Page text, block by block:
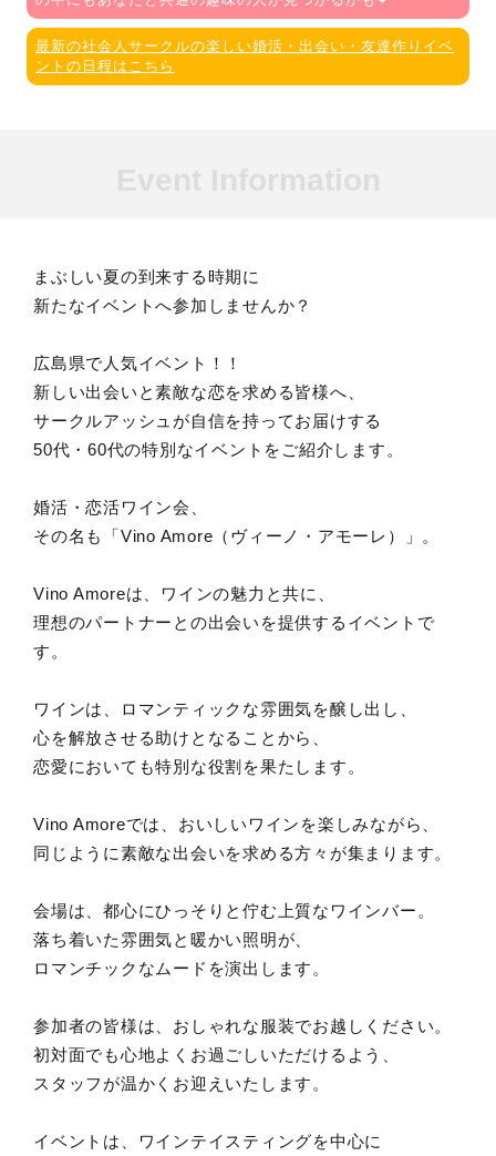
最新の社会人サークルの楽しい婚活・出会い・友達作りイベ
ントの日程はこちら
まぶしい夏の到来する時期に
新たなイベントへ参加しませんか？
広島県で人気イベント！！
新しい出会いと素敵な恋を求める皆様へ、
サークルアッシュが自信を持ってお届けする
50代・60代の特別なイベントをご紹介します。
婚活・恋活ワイン会、
その名も「Vino Amore（ヴィーノ・アモーレ）」。
Vino Amoreは、ワインの魅力と共に、
理想のパートナーとの出会いを提供するイベントで
す。
ワインは、ロマンティックな雰囲気を醸し出し、
心を解放させる助けとなることから、
恋愛においても特別な役割を果たします。
Vino Amoreでは、おいしいワインを楽しみながら、
同じように素敵な出会いを求める方々が集まります。
会場は、都心にひっそりと佇む上質なワインバー。
落ち着いた雰囲気と暖かい照明が、
ロマンチックなムードを演出します。
参加者の皆様は、おしゃれな服装でお越しください。
初対面でも心地よくお過ごしいただけるよう、
スタッフが温かくお迎えいたします。
イベントは、ワインテイスティングを中心に